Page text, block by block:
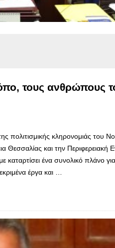
τους ανθρώπους
πολιτισμικής κληρονομιάς του
Θεσσαλίας και την Περιφερειακή
ένα συνολικό πλάνο
έργα και …